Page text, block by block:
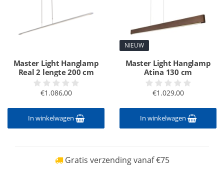
Master Light Hanglamp
Real 2 lengte 200 cm
€1.086,00
In winkelwagen
NIEUW
Master Light Hanglamp
Atina 130 cm
€1.029,00
In winkelwagen
Gratis verzending vanaf €75